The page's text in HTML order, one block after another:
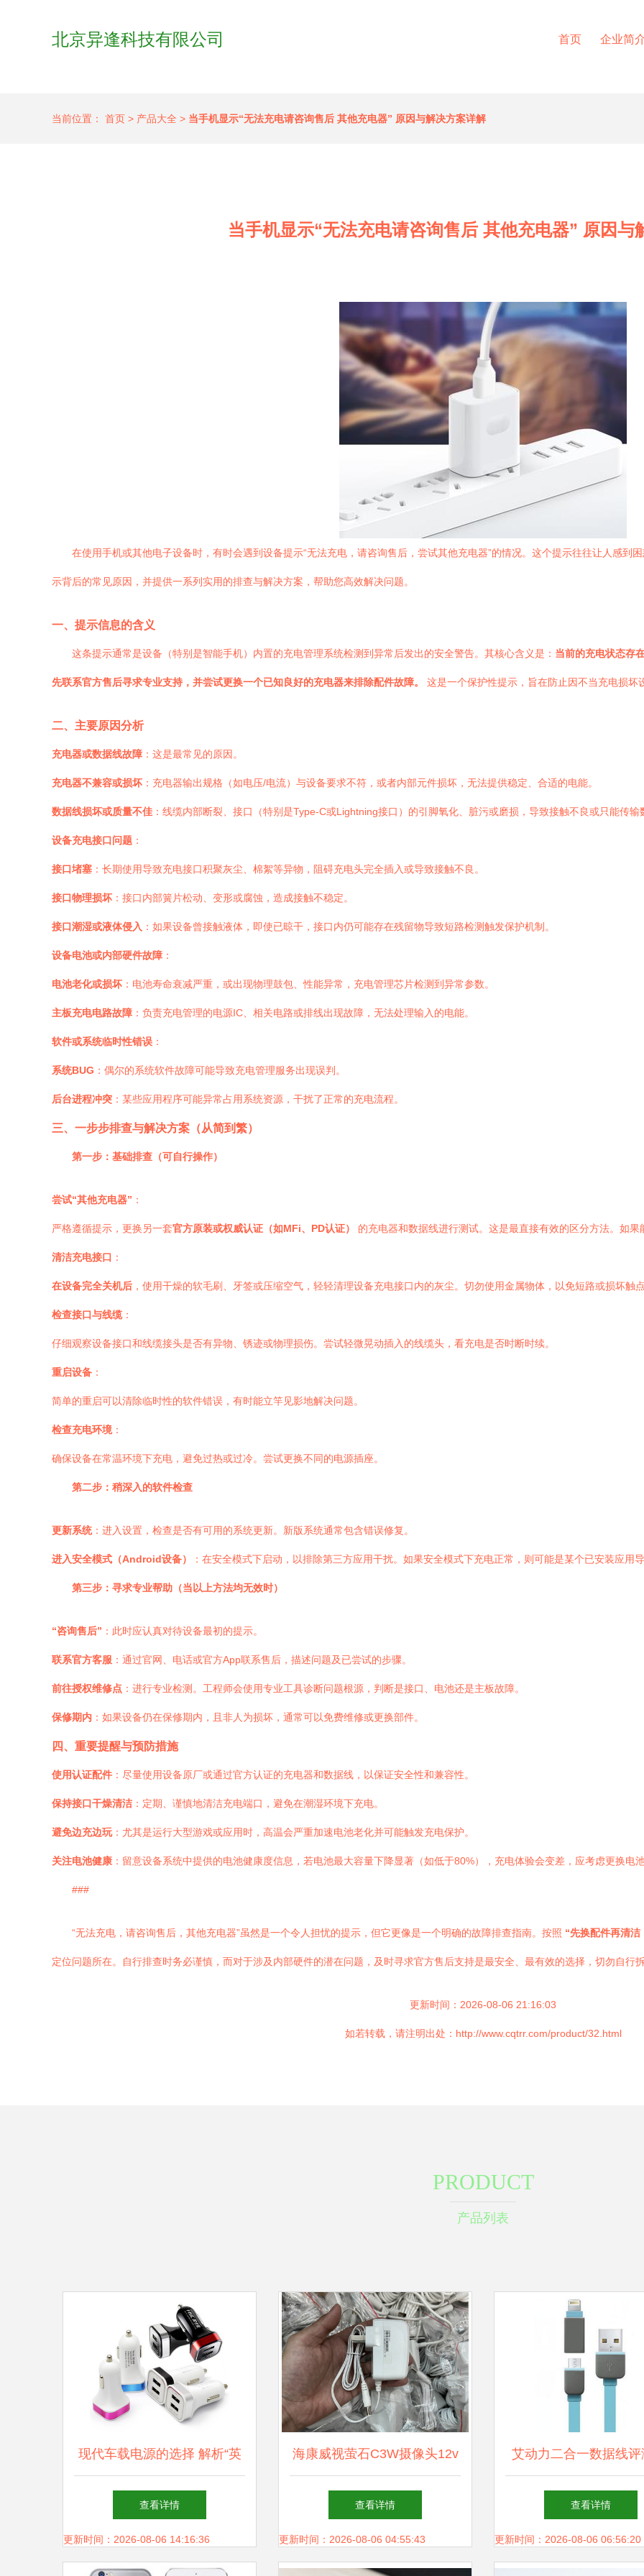
北京异逢科技有限公司 首页 企业简
当前位置： 首页 > 产品大全 > 当手机显示“无法充电请咨询售后 其他充电器” 原因与解决方案详解
当手机显示“无法充电请咨询售后 其他充电器” 原因与
在使用手机或其他电子设备时，有时会遇到设备提示“无法充电，请咨询售后，尝试其他充电器”的情况。这个提示往往让人感到
示背后的常见原因，并提供一系列实用的排查与解决方案，帮助您高效解决问题。
一、提示信息的含义
这条提示通常是设备（特别是智能手机）内置的充电管理系统检测到异常后发出的安全警告。其核心含义是： 当前的充电状态存
先联系官方售后寻求专业支持，并尝试更换一个已知良好的充电器来排除配件故障。 这是一个保护性提示，旨在防止因不当充电损坏
二、主要原因分析
充电器或数据线故障 ：这是最常见的原因。
充电器不兼容或损坏 ：充电器输出规格（如电压/电流）与设备要求不符，或者内部元件损坏，无法提供稳定、合适的电能。
数据线损坏或质量不佳 ：线缆内部断裂、接口（特别是Type-C或Lightning接口）的引脚氧化、脏污或磨损，导致接触不良或只能传
设备充电接口问题 ：
接口堵塞 ：长期使用导致充电接口积聚灰尘、棉絮等异物，阻碍充电头完全插入或导致接触不良。
接口物理损坏 ：接口内部簧片松动、变形或腐蚀，造成接触不稳定。
接口潮湿或液体侵入 ：如果设备曾接触液体，即使已晾干，接口内仍可能存在残留物导致短路检测触发保护机制。
设备电池或内部硬件故障 ：
电池老化或损坏 ：电池寿命衰减严重，或出现物理鼓包、性能异常，充电管理芯片检测到异常参数。
主板充电电路故障 ：负责充电管理的电源IC、相关电路或排线出现故障，无法处理输入的电能。
软件或系统临时性错误 ：
系统BUG ：偶尔的系统软件故障可能导致充电管理服务出现误判。
后台进程冲突 ：某些应用程序可能异常占用系统资源，干扰了正常的充电流程。
三、一步步排查与解决方案（从简到繁）
第一步：基础排查（可自行操作）
尝试“其他充电器” ：
严格遵循提示，更换另一套官方原装或权威认证（如MFi、PD认证） 的充电器和数据线进行测试。这是最直接有效的区分方法。如
清洁充电接口 ：
在设备完全关机后 ，使用干燥的软毛刷、牙签或压缩空气，轻轻清理设备充电接口内的灰尘。切勿使用金属物体，以免短路或损坏触
检查接口与线缆：
仔细观察设备接口和线缆接头是否有异物、锈迹或物理损伤。尝试轻微晃动插入的线缆头，看充电是否时断时续。
重启设备 ：
简单的重启可以清除临时性的软件错误，有时能立竿见影地解决问题。
检查充电环境 ：
确保设备在常温环境下充电，避免过热或过冷。尝试更换不同的电源插座。
第二步：稍深入的软件检查
更新系统：进入设置，检查是否有可用的系统更新。新版系统通常包含错误修复。
进入安全模式（Android设备） ：在安全模式下启动，以排除第三方应用干扰。如果安全模式下充电正常，则可能是某个已安装应用
第三步：寻求专业帮助（当以上方法均无效时）
“咨询售后” ：此时应认真对待设备最初的提示。
联系官方客服 ：通过官网、电话或官方App联系售后，描述问题及已尝试的步骤。
前往授权维修点 ：进行专业检测。工程师会使用专业工具诊断问题根源，判断是接口、电池还是主板故障。
保修期内 ：如果设备仍在保修期内，且非人为损坏，通常可以免费维修或更换部件。
四、重要提醒与预防措施
使用认证配件 ：尽量使用设备原厂或通过官方认证的充电器和数据线，以保证安全性和兼容性。
保持接口干燥清洁 ：定期、谨慎地清洁充电端口，避免在潮湿环境下充电。
避免边充边玩：尤其是运行大型游戏或应用时，高温会严重加速电池老化并可能触发充电保护。
关注电池健康 ：留意设备系统中提供的电池健康度信息，若电池最大容量下降显著（如低于80%），充电体验会变差，应考虑更换电
###
“无法充电，请咨询售后，其他充电器”虽然是一个令人担忧的提示，但它更像是一个明确的故障排查指南。按照 “先换配件再清
定位问题所在。自行排查时务必谨慎，而对于涉及内部硬件的潜在问题，及时寻求官方售后支持是最安全、最有效的选择，切勿自行
更新时间：2026-08-06 21:16:03
如若转载，请注明出处：http://www.cqtrr.com/product/32.html
PRODUCT
产品列表
现代车载电源的选择 解析“英
才星YC-150”双USB充电器的
设计与功能
查看详情
更新时间：2026-08-06 14:16:36
海康威视萤石C3W摄像头12v
电源适配器 兼容性与选择的
全面指南
查看详情
更新时间：2026-08-06 04:55:43
艾动力二合一数据线评
色设计与多设备兼容的
选
查看详情
更新时间：2026-08-06 06:56:20